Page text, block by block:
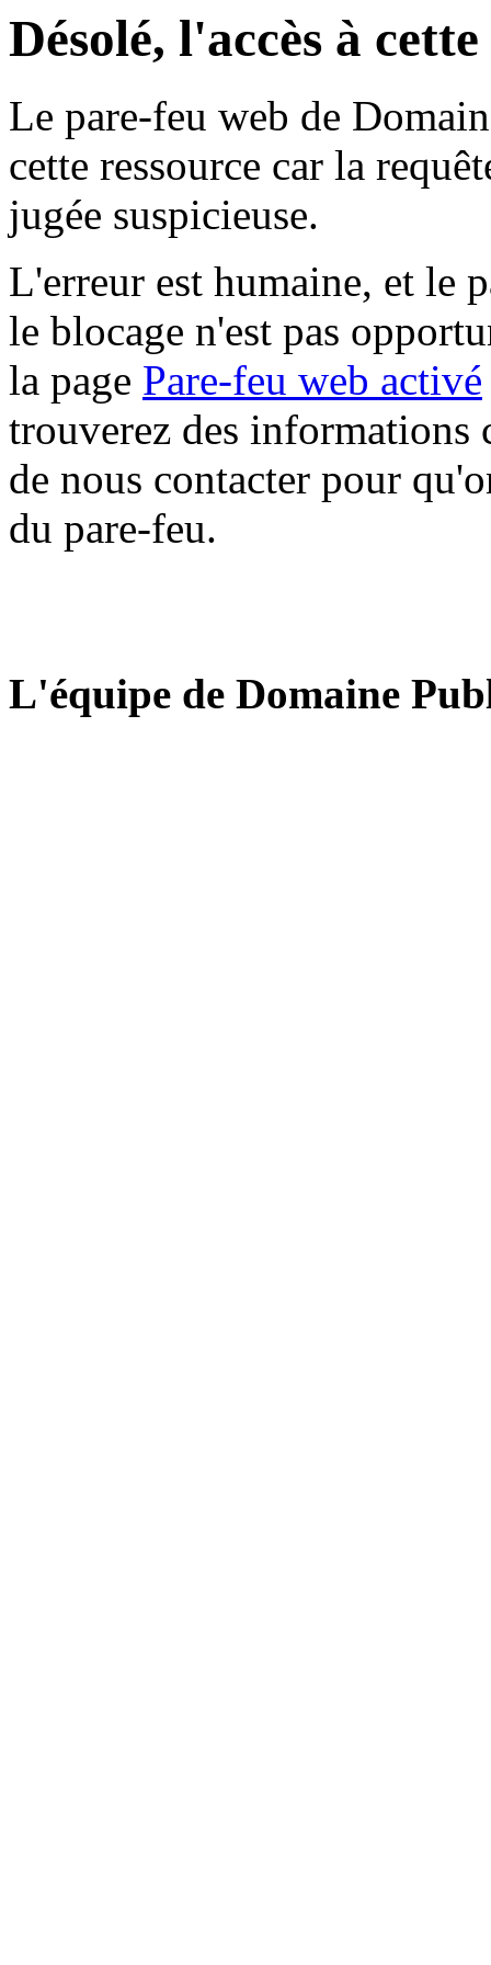
Désolé, l'accès à
Le pare-feu web de
cette ressource car la
jugée suspicieuse.
L'erreur est humaine, et le
le blocage n'est pas
la page Pare-feu web activé
trouverez des informations
de nous contacter pour
du pare-feu.
L'équipe de Domaine